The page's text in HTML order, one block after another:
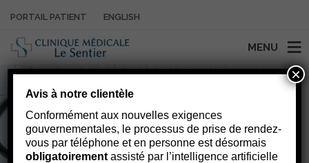
PORTAIL PATIENT ENGLISH
MENU
Avis à notre clientèle
Conformément aux nouvelles exigences
gouvernementales, le processus de prise de rendez-
vous par téléphone et en personne est désormais
obligatoirement assisté par l’intelligence artificielle
×